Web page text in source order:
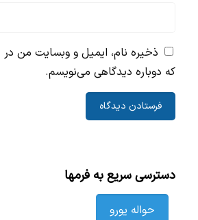
ذخیره نام، ایمیل و وبسایت من در
که دوباره دیدگاهی می‌نویسم.
دسترسی سریع به فرمها
حواله یورو